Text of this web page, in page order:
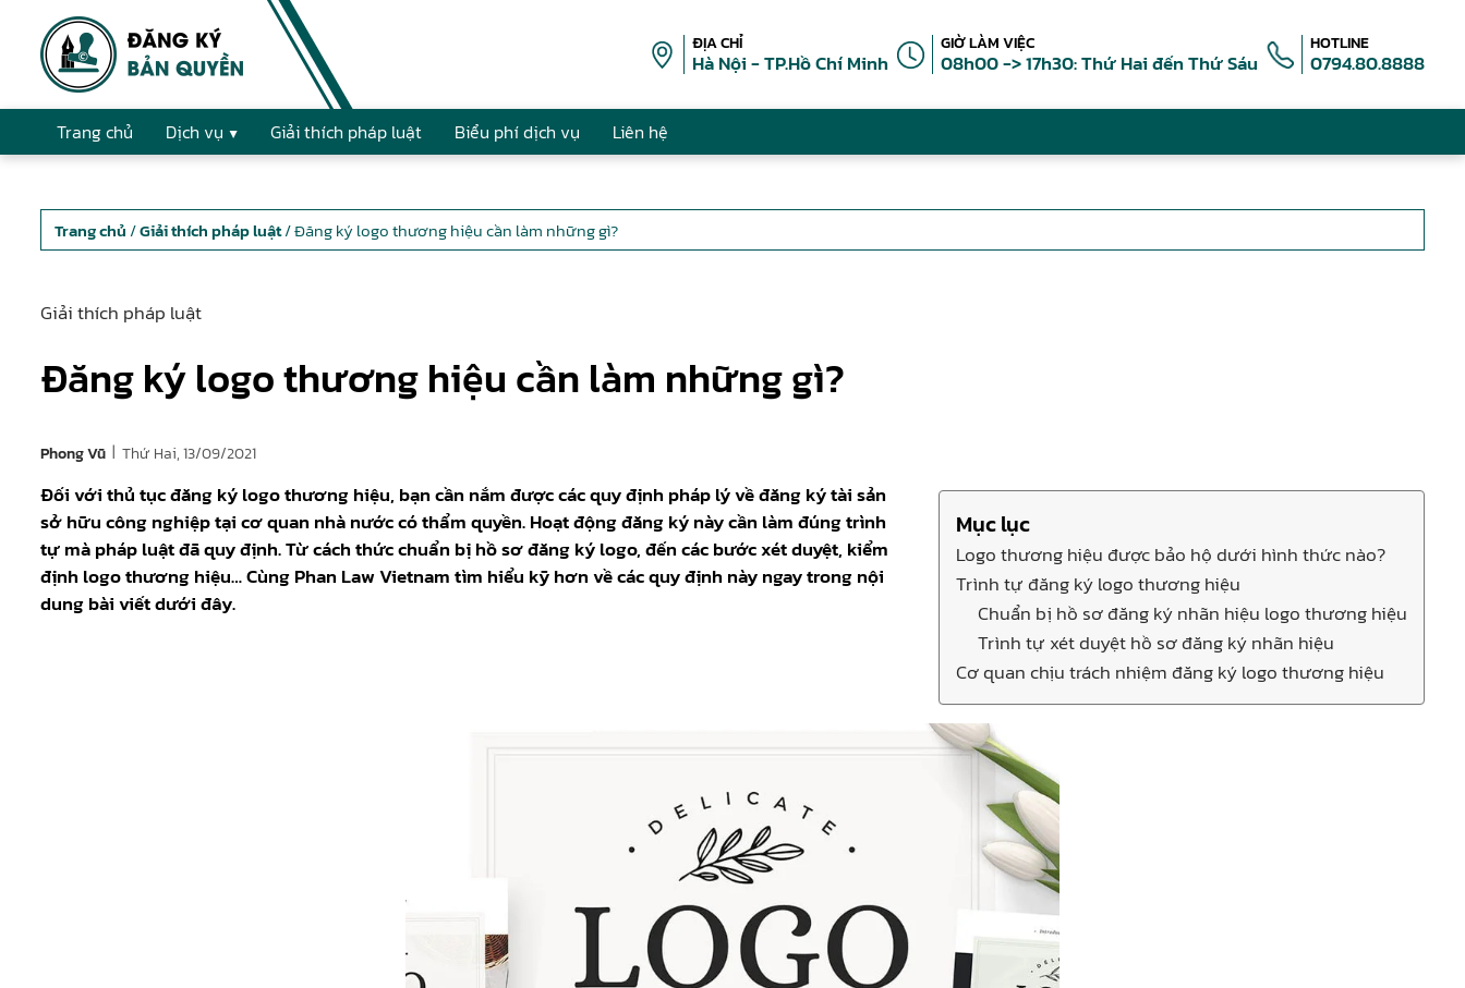
ĐỊA CHỈ
Hà Nội - TP.Hồ Chí Minh
GIỜ LÀM VIỆC
08h00 -> 17h30: Thứ Hai đến Thứ Sáu
HOTLINE
0794.80.8888
Trang chủ Dịch vụ Giải thích pháp luật Biểu phí dịch vụ Liên hệ
Trang chủ /Giải thích pháp luật/ Đăng ký logo thương hiệu cần làm những gì?
Giải thích pháp luật
Đăng ký logo thương hiệu cần làm những gì?
Phong Vũ | Thứ Hai, 13/09/2021
Mục lục
Logo thương hiệu được bảo hộ dưới hình thức nào?
Trình tự đăng ký logo thương hiệu
Chuẩn bị hồ sơ đăng ký nhãn hiệu logo thương hiệu
Trình tự xét duyệt hồ sơ đăng ký nhãn hiệu
Cơ quan chịu trách nhiệm đăng ký logo thương hiệu
Đối với thủ tục đăng ký logo thương hiệu, bạn cần nắm được các quy định pháp lý về đăng ký tài sản
sở hữu công nghiệp tại cơ quan nhà nước có thẩm quyền. Hoạt động đăng ký này cần làm đúng trình
tự mà pháp luật đã quy định. Từ cách thức chuẩn bị hồ sơ đăng ký logo, đến các bước xét duyệt, kiểm
định logo thương hiệu… Cùng Phan Law Vietnam tìm hiểu kỹ hơn về các quy định này ngay trong nội
dung bài viết dưới đây.